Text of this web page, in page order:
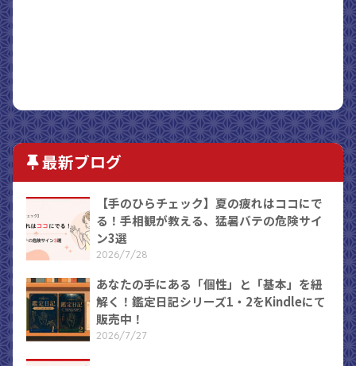
最新ブログ
【手のひらチェック】夏の疲れはココにで
る！手相観が教える、猛暑バテの危険サイ
ン3選
2026/7/28
あなたの手にある「個性」と「基本」を紐
解く！鑑定日記シリーズ1・2をKindleにて
販売中！
2026/7/27